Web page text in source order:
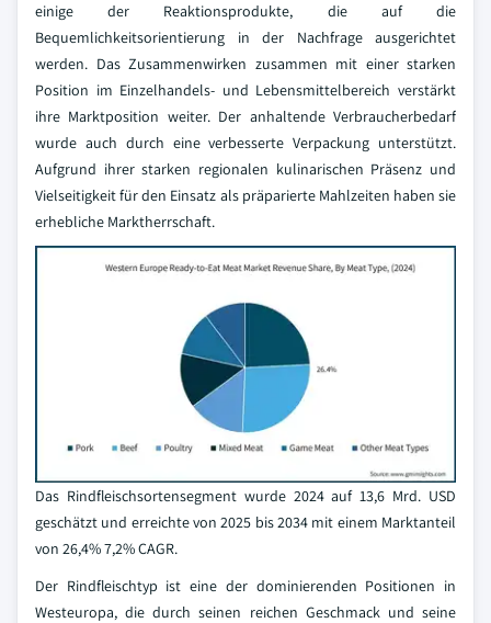
einige der Reaktionsprodukte, die auf die
Bequemlichkeitsorientierung in der Nachfrage ausgerichtet
werden. Das Zusammenwirken zusammen mit einer starken
Position im Einzelhandels- und Lebensmittelbereich verstärkt
ihre Marktposition weiter. Der anhaltende Verbraucherbedarf
wurde auch durch eine verbesserte Verpackung unterstützt.
Aufgrund ihrer starken regionalen kulinarischen Präsenz und
Vielseitigkeit für den Einsatz als präparierte Mahlzeiten haben sie
erhebliche Marktherrschaft.
Das Rindfleischsortensegment wurde 2024 auf 13,6 Mrd. USD
geschätzt und erreichte von 2025 bis 2034 mit einem Marktanteil
von 26,4% 7,2% CAGR.
Der Rindfleischtyp ist eine der dominierenden Positionen in
Westeuropa, die durch seinen reichen Geschmack und seine